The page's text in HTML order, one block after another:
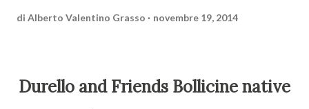
di Alberto Valentino Grasso novembre 19, 2014
Durello and Friends Bollicine native